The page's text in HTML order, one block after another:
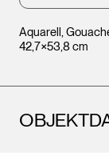
Aquarell,
42,7×53,8 cm